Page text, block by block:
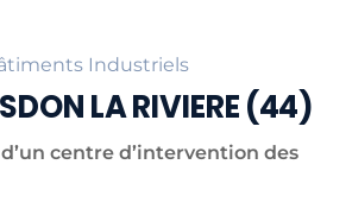
Industriels
LA RIVIERE (44)
centre d’intervention des